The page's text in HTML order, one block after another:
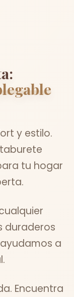
y estilo.
tu hogar
duraderos
a
Encuentra